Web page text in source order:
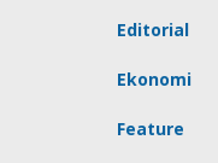
Editorial
Ekonomi
Feature